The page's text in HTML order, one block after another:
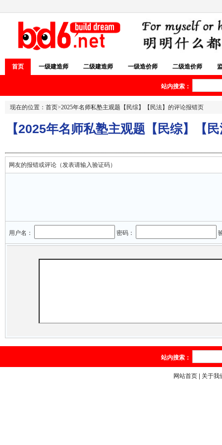
首页 一级建造师 二级建造师 一级造价师 二级造价师
站内搜索：
现在的位置： 首页>2025年名师私塾主观题【民综】【民法】 的评论报错页
【2025年名师私塾主观题【民综】【
网友的报错或评论（发表请输入验证码）
用户名： 密码：
站内搜索：
网站首页| 关于我